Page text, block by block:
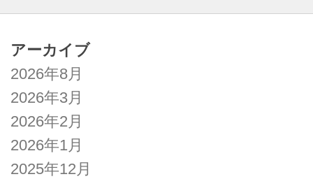
アーカイブ
2026年8月
2026年3月
2026年2月
2026年1月
2025年12月